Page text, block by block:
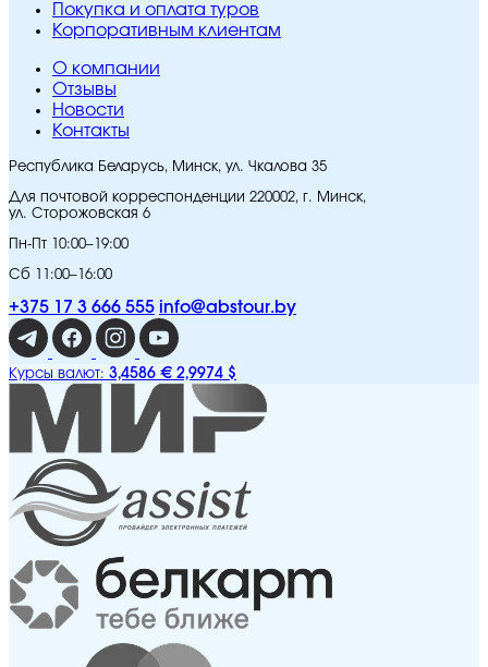
Покупка и оплата туров
Корпоративным клиентам
O компании
Отзывы
Новости
Контакты
Республика Беларусь, Минск, ул. Чкалова 35
Для почтовой корреспонденции 220002, г. Минск,
ул. Сторожовская 6
Пн-Пт 10:00–19:00
Сб 11:00–16:00
+375 17 3 666 555 info@abstour.by
Курсы валют: 3,4586 € 2,9974 $